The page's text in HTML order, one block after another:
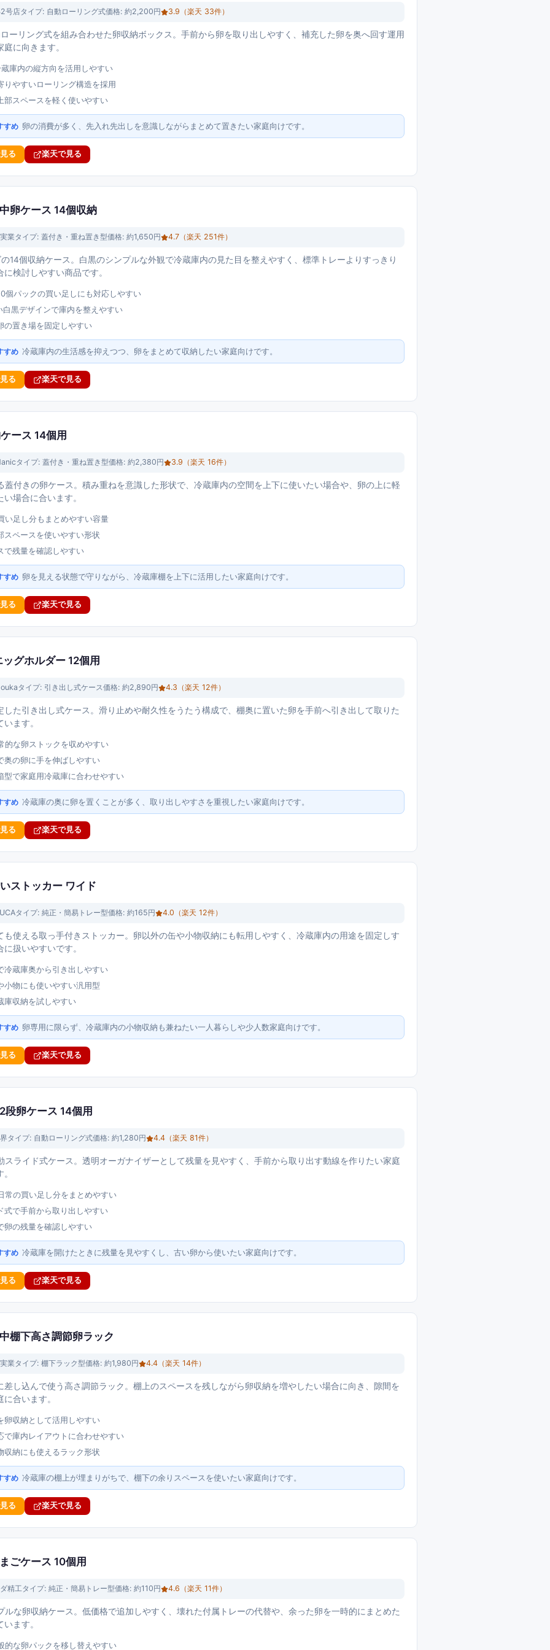
号店タイプ: 自動ローリング式価格: 約2,200円 3.9 （楽天 33件）
ーリング式を組み合わせた卵収納ボックス。手前から卵を取り出しやすく、補充した卵を奥へ回す運用
に向きます。
庫内の縦方向を活用しやすい
りやすいローリング構造を採用
部スペースを軽く使いやすい
すめ 卵の消費が多く、先入れ先出しを意識しながらまとめて置きたい家庭向けです。
る 楽天で見る
卵ケース 14個収納
業タイプ: 蓋付き・重ね置き型価格: 約1,650円 4.7 （楽天 251件）
14個収納ケース。白黒のシンプルな外観で冷蔵庫内の見た目を整えやすく、標準トレーよりすっきり
検討しやすい商品です。
個パックの買い足しにも対応しやすい
黒デザインで庫内を整えやすい
の置き場を固定しやすい
すめ 冷蔵庫内の生活感を抑えつつ、卵をまとめて収納したい家庭向けです。
る 楽天で見る
ース 14個用
タイプ: 蓋付き・重ね置き型価格: 約2,380円 3.9 （楽天 16件）
蓋付きの卵ケース。積み重ねを意識した形状で、冷蔵庫内の空間を上下に使いたい場合や、卵の上に軽
場合に合います。
い足し分もまとめやすい容量
スペースを使いやすい形状
で残量を確認しやすい
すめ 卵を見える状態で守りながら、冷蔵庫棚を上下に活用したい家庭向けです。
る 楽天で見る
グホルダー 12個用
タイプ: 引き出し式ケース価格: 約2,890円 4.3 （楽天 12件）
した引き出し式ケース。滑り止めや耐久性をうたう構成で、棚奥に置いた卵を手前へ引き出して取りた
ます。
的な卵ストックを収めやすい
奥の卵に手を伸ばしやすい
型で家庭用冷蔵庫に合わせやすい
すめ 冷蔵庫の奥に卵を置くことが多く、取り出しやすさを重視したい家庭向けです。
る 楽天で見る
ストッカー ワイド
タイプ: 純正・簡易トレー型価格: 約165円 4.0 （楽天 12件）
も使える取っ手付きストッカー。卵以外の缶や小物収納にも転用しやすく、冷蔵庫内の用途を固定しす
扱いやすいです。
冷蔵庫奥から引き出しやすい
小物にも使いやすい汎用型
庫収納を試しやすい
すめ 卵専用に限らず、冷蔵庫内の小物収納も兼ねたい一人暮らしや少人数家庭向けです。
る 楽天で見る
段卵ケース 14個用
タイプ: 自動ローリング式価格: 約1,280円 4.4 （楽天 81件）
スライド式ケース。透明オーガナイザーとして残量を見やすく、手前から取り出す動線を作りたい家庭
常の買い足し分をまとめやすい
式で手前から取り出しやすい
卵の残量を確認しやすい
すめ 冷蔵庫を開けたときに残量を見やすくし、古い卵から使いたい家庭向けです。
る 楽天で見る
棚下高さ調節卵ラック
業タイプ: 棚下ラック型価格: 約1,980円 4.4 （楽天 14件）
差し込んで使う高さ調節ラック。棚上のスペースを残しながら卵収納を増やしたい場合に向き、隙間を
合います。
卵収納として活用しやすい
で庫内レイアウトに合わせやすい
収納にも使えるラック形状
すめ 冷蔵庫の棚上が埋まりがちで、棚下の余りスペースを使いたい家庭向けです。
る 楽天で見る
ごケース 10個用
精工タイプ: 純正・簡易トレー型価格: 約110円 4.6 （楽天 11件）
ルな卵収納ケース。低価格で追加しやすく、壊れた付属トレーの代替や、余った卵を一時的にまとめた
ます。
的な卵パックを移し替えやすい